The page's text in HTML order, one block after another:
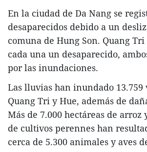
En la ciudad de Da Nang se
desaparecidos debido a un
comuna de Hung Son. Quang
cada una un desaparecido,
por las inundaciones.
Las lluvias han inundado 13.759
Quang Tri y Hue, además de
Más de 7.000 hectáreas de arroz
de cultivos perennes han
cerca de 5.300 animales y aves